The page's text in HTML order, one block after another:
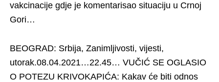
vakcinacije gdje je komentarisao situaciju u Crnoj
Gori…
BEOGRAD: Srbija, Zanimljivosti, vijesti,
utorak.08.04.2021…22.45… VUČIĆ SE OGLASIO
O POTEZU KRIVOKAPIĆA: Kakav će biti odnos